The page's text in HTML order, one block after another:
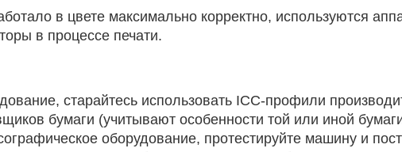
в цвете максимально корректно, используются
в процессе печати.
старайтесь использовать ICC-профили
бумаги (учитывают особенности той или иной
оборудование, протестируйте машину и